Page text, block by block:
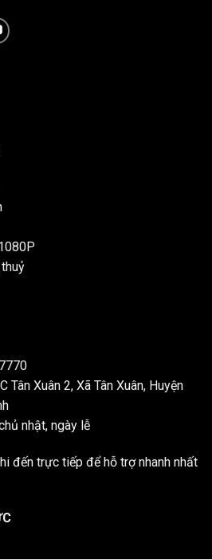
Xuân 2, Xã Tân Xuân, Huyện
nhật, ngày lễ
đến trực tiếp để hỗ trợ nhanh nhất